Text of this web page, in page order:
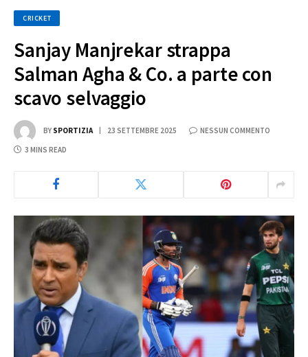
CRICKET
Sanjay Manjrekar strappa
Salman Agha & Co. a parte con
scavo selvaggio
BY SPORTIZIA 23 SETTEMBRE 2025 NESSUN COMMENTO
3 MINS READ